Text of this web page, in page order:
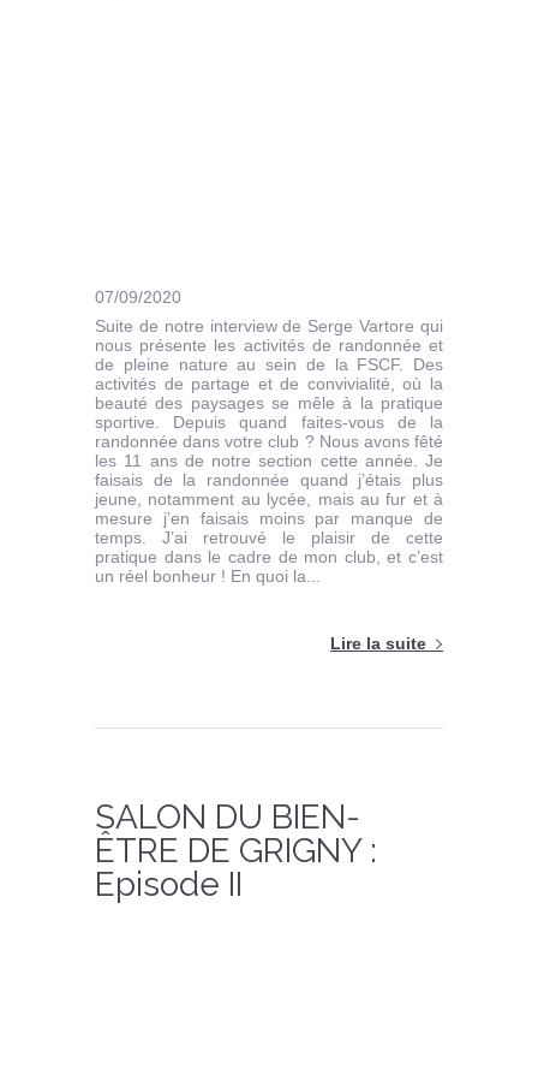
07/09/2020
Suite de notre interview de Serge Vartore qui
nous présente les activités de randonnée et
de pleine nature au sein de la FSCF. Des
activités de partage et de convivialité, où la
beauté des paysages se mêle à la pratique
sportive. Depuis quand faites-vous de la
randonnée dans votre club ? Nous avons fêté
les 11 ans de notre section cette année. Je
faisais de la randonnée quand j’étais plus
jeune, notamment au lycée, mais au fur et à
mesure j’en faisais moins par manque de
temps. J’ai retrouvé le plaisir de cette
pratique dans le cadre de mon club, et c’est
un réel bonheur ! En quoi la...
Lire la suite
SALON DU BIEN-
ÊTRE DE GRIGNY :
Episode II